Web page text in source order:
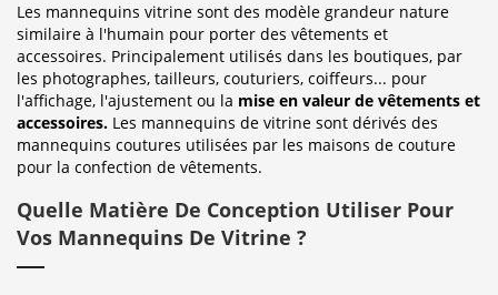
Les mannequins vitrine sont des modèle grandeur nature
similaire à l'humain pour porter des vêtements et
accessoires. Principalement utilisés dans les boutiques, par
les photographes, tailleurs, couturiers, coiffeurs... pour
l'affichage, l'ajustement ou la mise en valeur de vêtements et
accessoires. Les mannequins de vitrine sont dérivés des
mannequins coutures utilisées par les maisons de couture
pour la confection de vêtements.
Quelle Matière De Conception Utiliser Pour
Vos Mannequins De Vitrine ?